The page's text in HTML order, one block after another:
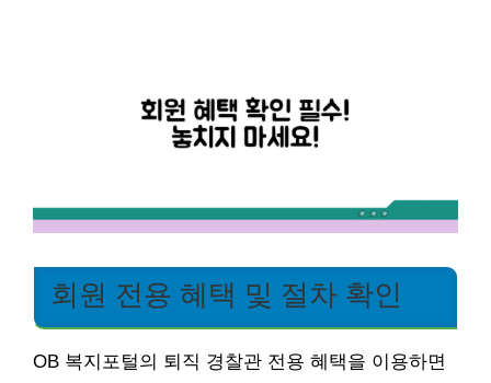
회원 전용 혜택 및 절차 확인
OB 복지포털의 퇴직 경찰관 전용 혜택을 이용하면